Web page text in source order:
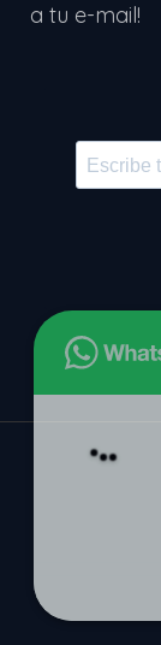
a tu e-mail!